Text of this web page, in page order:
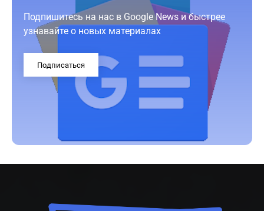
Подпишитесь на нас в Google News и быстрее
узнавайте о новых материалах
Подписаться